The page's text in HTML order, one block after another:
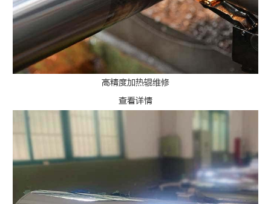
高精度加热辊维修
查看详情